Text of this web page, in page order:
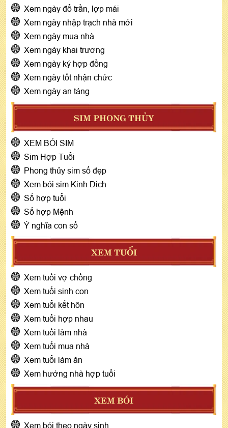
Xem ngày đổ trần, lợp mái
Xem ngày nhập trạch nhà mới
Xem ngày mua nhà
Xem ngày khai trương
Xem ngày ký hợp đồng
Xem ngày tốt nhận chức
Xem ngày an táng
SIM PHONG THỦY
XEM BÓI SIM
Sim Hợp Tuổi
Phong thủy sim số đẹp
Xem bói sim Kinh Dịch
Số hợp tuổi
Số hợp Mệnh
Ý nghĩa con số
XEM TUỔI
Xem tuổi vợ chồng
Xem tuổi sinh con
Xem tuổi kết hôn
Xem tuổi hợp nhau
Xem tuổi làm nhà
Xem tuổi mua nhà
Xem tuổi làm ăn
Xem hướng nhà hợp tuổi
XEM BÓI
Xem bói theo ngày sinh